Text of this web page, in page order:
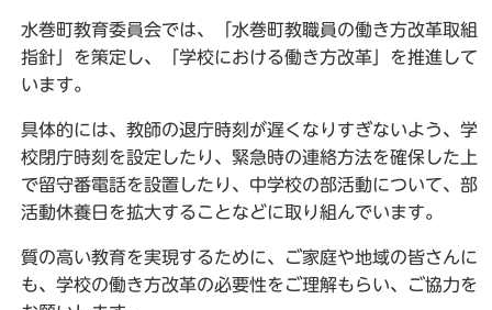
水巻町教育委員会では、「水巻町教職員の働き方改革取組
指針」を策定し、「学校における働き方改革」を推進して
います。
具体的には、教師の退庁時刻が遅くなりすぎないよう、学
校閉庁時刻を設定したり、緊急時の連絡方法を確保した上
で留守番電話を設置したり、中学校の部活動について、部
活動休養日を拡大することなどに取り組んでいます。
質の高い教育を実現するために、ご家庭や地域の皆さんに
も、学校の働き方改革の必要性をご理解もらい、ご協力を